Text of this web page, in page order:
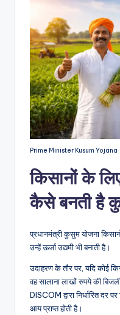
Prime Minister Kusum Yojana
किसानों के
कैसे बनती है
प्रधानमंत्री कुसुम योजना
उन्हें ऊर्जा उद्यमी भी बनाती है।
उदाहरण के तौर पर, यदि कोई
वह सालाना लाखों रुपये की
DISCOM द्वारा निर्धारित दर
आय प्राप्त होती है।